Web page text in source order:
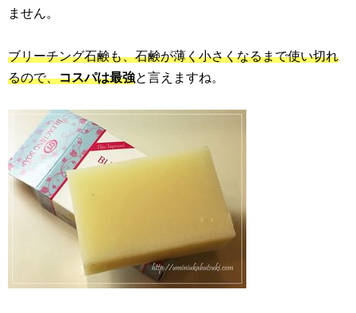
ません。
ブリーチング石鹸も、石鹸が薄く小さくなるまで使い切れ
るので、コスパは最強と言えますね。